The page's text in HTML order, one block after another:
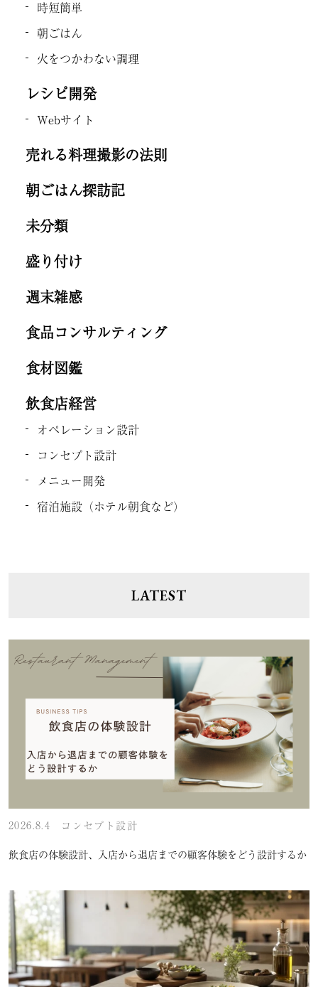
時短簡単
朝ごはん
火をつかわない調理
レシピ開発
Webサイト
売れる料理撮影の法則
朝ごはん探訪記
未分類
盛り付け
週末雑感
食品コンサルティング
食材図鑑
飲食店経営
オペレーション設計
コンセプト設計
メニュー開発
宿泊施設（ホテル朝食など）
LATEST
2026.8.4 コンセプト設計
飲食店の体験設計、入店から退店までの顧客体験をどう設計するか